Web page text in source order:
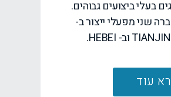
בעלי ביצועים גבוהים.
שני מפעלי ייצור ב-
TIANJIN וב- HEBEI.
עוד